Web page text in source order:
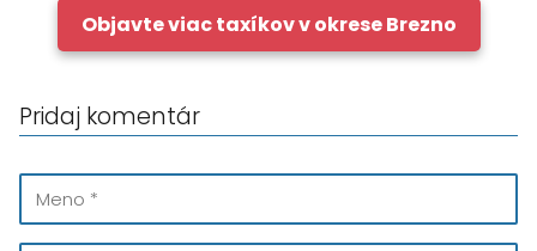
Objavte viac taxíkov v okrese Brezno
Pridaj komentár